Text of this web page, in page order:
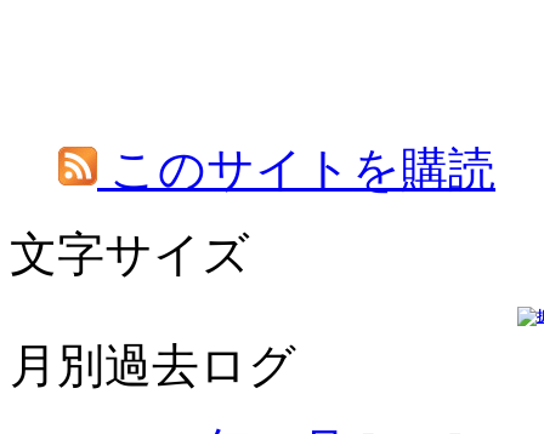
このサイトを購読
文字サイズ
月別過去ログ